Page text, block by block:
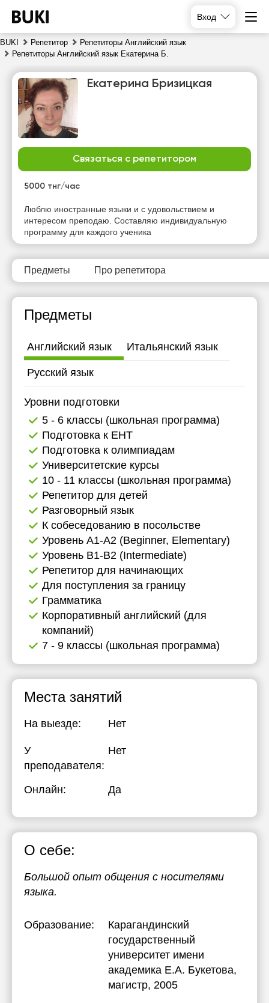
Вход
BUKI Репетитор
Репетиторы Английский язык
Репетиторы Английский язык Екатерина Б.
Екатерина Бризицкая
Связаться с репетитором
5000 тнг/час
Люблю иностранные языки и с удовольствием и
интересом преподаю. Составляю индивидуальную
программу для каждого ученика
Предметы Про репетитора
Предметы
Английский язык Итальянский язык
Русский язык
Уровни подготовки
5 - 6 классы (школьная программа)
Подготовка к ЕНТ
Подготовка к олимпиадам
Университетские курсы
10 - 11 классы (школьная программа)
Репетитор для детей
Разговорный язык
К собеседованию в посольстве
Уровень А1-А2 (Beginner, Elementary)
Уровень B1-B2 (Intermediate)
Репетитор для начинающих
Для поступления за границу
Грамматика
Корпоративный английский (для
компаний)
7 - 9 классы (школьная программа)
Места занятий
На выезде: Нет
У
преподавателя:
Нет
Онлайн: Да
О себе:
Большой опыт общения с носителями
языка.
Образование:
Карагандинский
государственный
университет имени
академика Е.А. Букетова,
магистр, 2005
сб
вс
Нет
свободных
часов
Нет
свободных
часов
Нет
свободных
свободных